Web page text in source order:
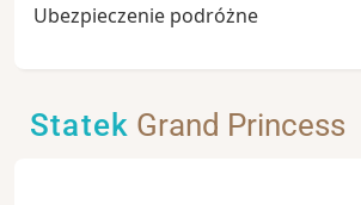
Ubezpieczenie podróżne
Statek Grand Princess